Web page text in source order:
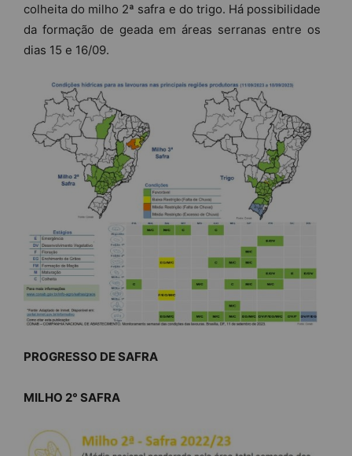
colheita do milho 2ª safra e do trigo. Há possibilidade
da formação de geada em áreas serranas entre os
dias 15 e 16/09.
PROGRESSO DE SAFRA
MILHO 2° SAFRA